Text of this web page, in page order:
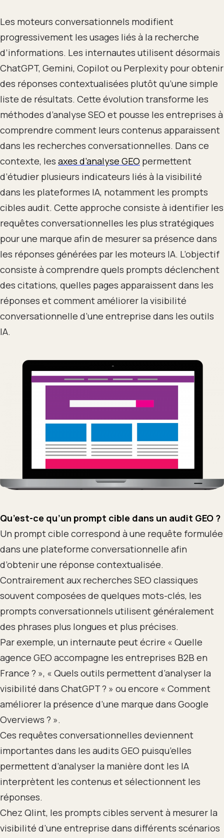
Les moteurs conversationnels modifient
progressivement les usages liés à la recherche
d’informations. Les internautes utilisent désormais
ChatGPT, Gemini, Copilot ou Perplexity pour obtenir
des réponses contextualisées plutôt qu’une simple
liste de résultats. Cette évolution transforme les
méthodes d’analyse SEO et pousse les entreprises à
comprendre comment leurs contenus apparaissent
dans les recherches conversationnelles. Dans ce
contexte, les axes d’analyse GEO permettent
d’étudier plusieurs indicateurs liés à la visibilité
dans les plateformes IA, notamment les prompts
cibles audit. Cette approche consiste à identifier les
requêtes conversationnelles les plus stratégiques
pour une marque afin de mesurer sa présence dans
les réponses générées par les moteurs IA. L’objectif
consiste à comprendre quels prompts déclenchent
des citations, quelles pages apparaissent dans les
réponses et comment améliorer la visibilité
conversationnelle d’une entreprise dans les outils
IA.
Qu’est-ce qu’un prompt cible dans un audit GEO ?
Un prompt cible correspond à une requête formulée
dans une plateforme conversationnelle afin
d’obtenir une réponse contextualisée.
Contrairement aux recherches SEO classiques
souvent composées de quelques mots-clés, les
prompts conversationnels utilisent généralement
des phrases plus longues et plus précises.
Par exemple, un internaute peut écrire « Quelle
agence GEO accompagne les entreprises B2B en
France ? », « Quels outils permettent d’analyser la
visibilité dans ChatGPT ? » ou encore « Comment
améliorer la présence d’une marque dans Google
Overviews ? ».
Ces requêtes conversationnelles deviennent
importantes dans les audits GEO puisqu’elles
permettent d’analyser la manière dont les IA
interprètent les contenus et sélectionnent les
réponses.
Chez Qlint, les prompts cibles servent à mesurer la
visibilité d’une entreprise dans différents scénarios